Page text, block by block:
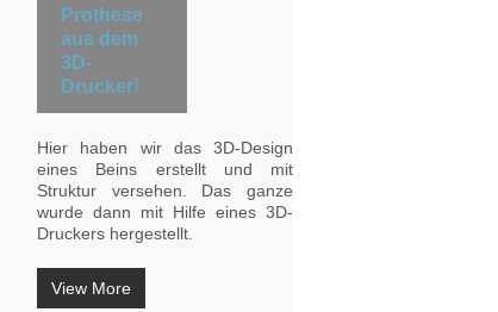
Prothese
aus dem
3D-
Drucker!
Hier haben wir das 3D-Design
eines Beins erstellt und mit
Struktur versehen. Das ganze
wurde dann mit Hilfe eines 3D-
Druckers hergestellt.
View More